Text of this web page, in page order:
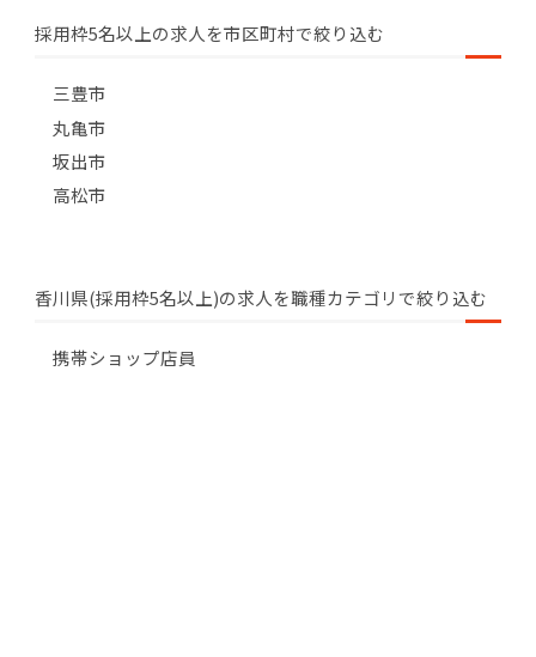
採用枠5名以上の求人を市区町村で絞り込む
三豊市
丸亀市
坂出市
高松市
香川県(採用枠5名以上)の求人を職種カテゴリで絞り込む
携帯ショップ店員